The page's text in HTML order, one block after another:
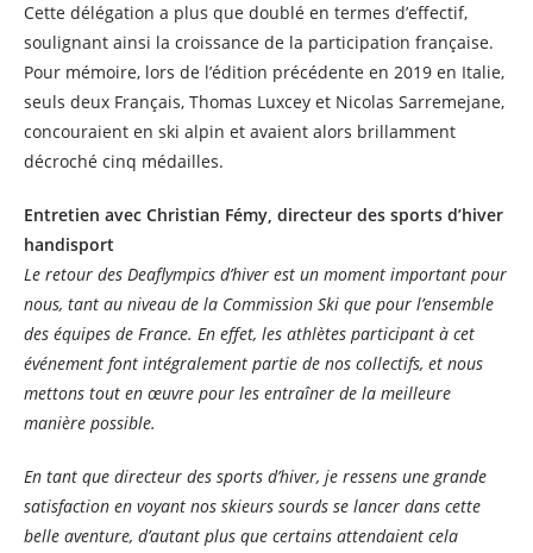
Cette délégation a plus que doublé en termes d’effectif,
soulignant ainsi la croissance de la participation française.
Pour mémoire, lors de l’édition précédente en 2019 en Italie,
seuls deux Français, Thomas Luxcey et Nicolas Sarremejane,
concouraient en ski alpin et avaient alors brillamment
décroché cinq médailles.
Entretien avec Christian Fémy, directeur des sports d’hiver
handisport
Le retour des Deaflympics d’hiver est un moment important pour
nous, tant au niveau de la Commission Ski que pour l’ensemble
des équipes de France. En effet, les athlètes participant à cet
événement font intégralement partie de nos collectifs, et nous
mettons tout en œuvre pour les entraîner de la meilleure
manière possible.
En tant que directeur des sports d’hiver, je ressens une grande
satisfaction en voyant nos skieurs sourds se lancer dans cette
belle aventure, d’autant plus que certains attendaient cela